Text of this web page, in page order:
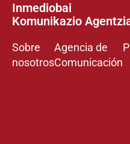
Inmediobai
Komunikazio
Sobre
nosotros
Agencia de
Comunicación